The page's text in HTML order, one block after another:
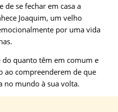
de se fechar em casa a
Joaquim, um velho
por uma vida
do quanto têm em comum e
ao compreenderem de que
no mundo à sua volta.